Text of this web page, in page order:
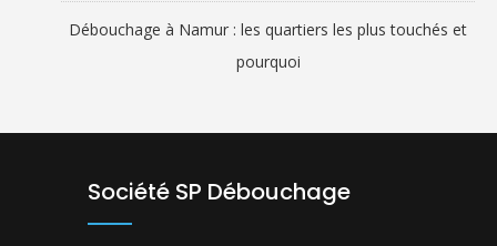
Débouchage à Namur : les quartiers les plus touchés et
pourquoi
Société SP Débouchage